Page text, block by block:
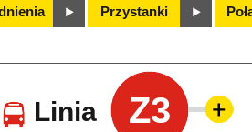
Przystanki
Linia Z3